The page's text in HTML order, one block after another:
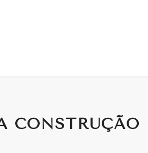
CONSTRUÇÃO